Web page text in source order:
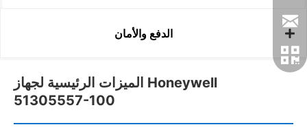
الدفع والأمان
الميزات الرئيسية لجهاز Honeywell
51305557-100